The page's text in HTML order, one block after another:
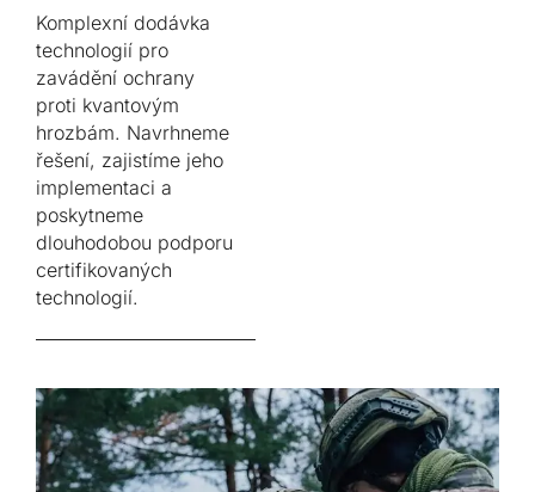
Komplexní dodávka
technologií pro
zavádění ochrany
proti kvantovým
hrozbám. Navrhneme
řešení, zajistíme jeho
implementaci a
poskytneme
dlouhodobou podporu
certifikovaných
technologií.